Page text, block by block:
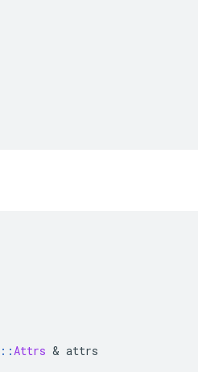
::Attrs & attrs